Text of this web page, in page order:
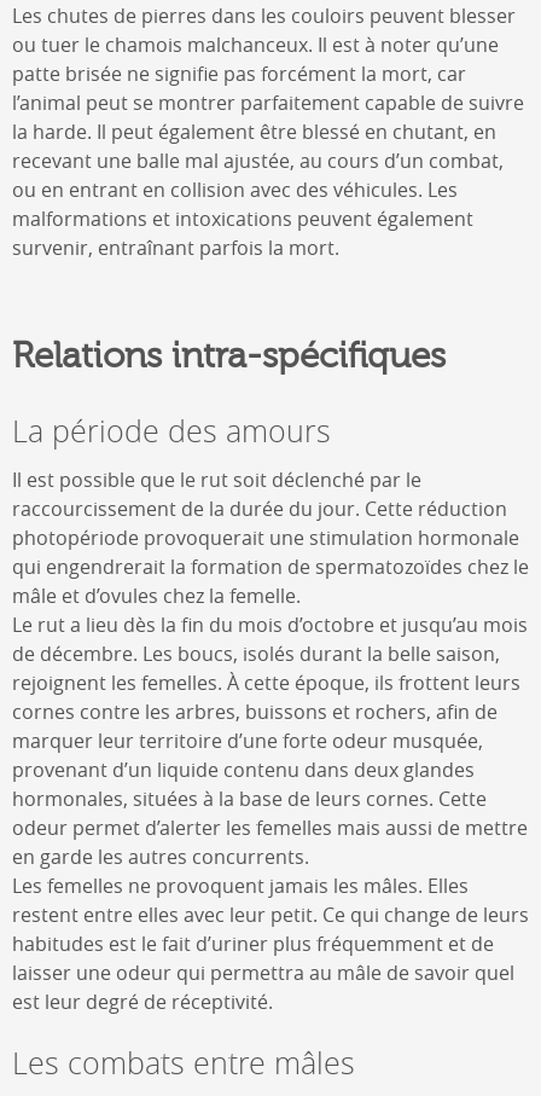
Les chutes de pierres dans les couloirs peuvent blesser
ou tuer le chamois malchanceux. Il est à noter qu’une
patte brisée ne signifie pas forcément la mort, car
l’animal peut se montrer parfaitement capable de suivre
la harde. Il peut également être blessé en chutant, en
recevant une balle mal ajustée, au cours d’un combat,
ou en entrant en collision avec des véhicules. Les
malformations et intoxications peuvent également
survenir, entraînant parfois la mort.
Relations intra-spécifiques
La période des amours
Il est possible que le rut soit déclenché par le
raccourcissement de la durée du jour. Cette réduction
photopériode provoquerait une stimulation hormonale
qui engendrerait la formation de spermatozoïdes chez le
mâle et d’ovules chez la femelle.
Le rut a lieu dès la fin du mois d’octobre et jusqu’au mois
de décembre. Les boucs, isolés durant la belle saison,
rejoignent les femelles. À cette époque, ils frottent leurs
cornes contre les arbres, buissons et rochers, afin de
marquer leur territoire d’une forte odeur musquée,
provenant d’un liquide contenu dans deux glandes
hormonales, situées à la base de leurs cornes. Cette
odeur permet d’alerter les femelles mais aussi de mettre
en garde les autres concurrents.
Les femelles ne provoquent jamais les mâles. Elles
restent entre elles avec leur petit. Ce qui change de leurs
habitudes est le fait d’uriner plus fréquemment et de
laisser une odeur qui permettra au mâle de savoir quel
est leur degré de réceptivité.
Les combats entre mâles